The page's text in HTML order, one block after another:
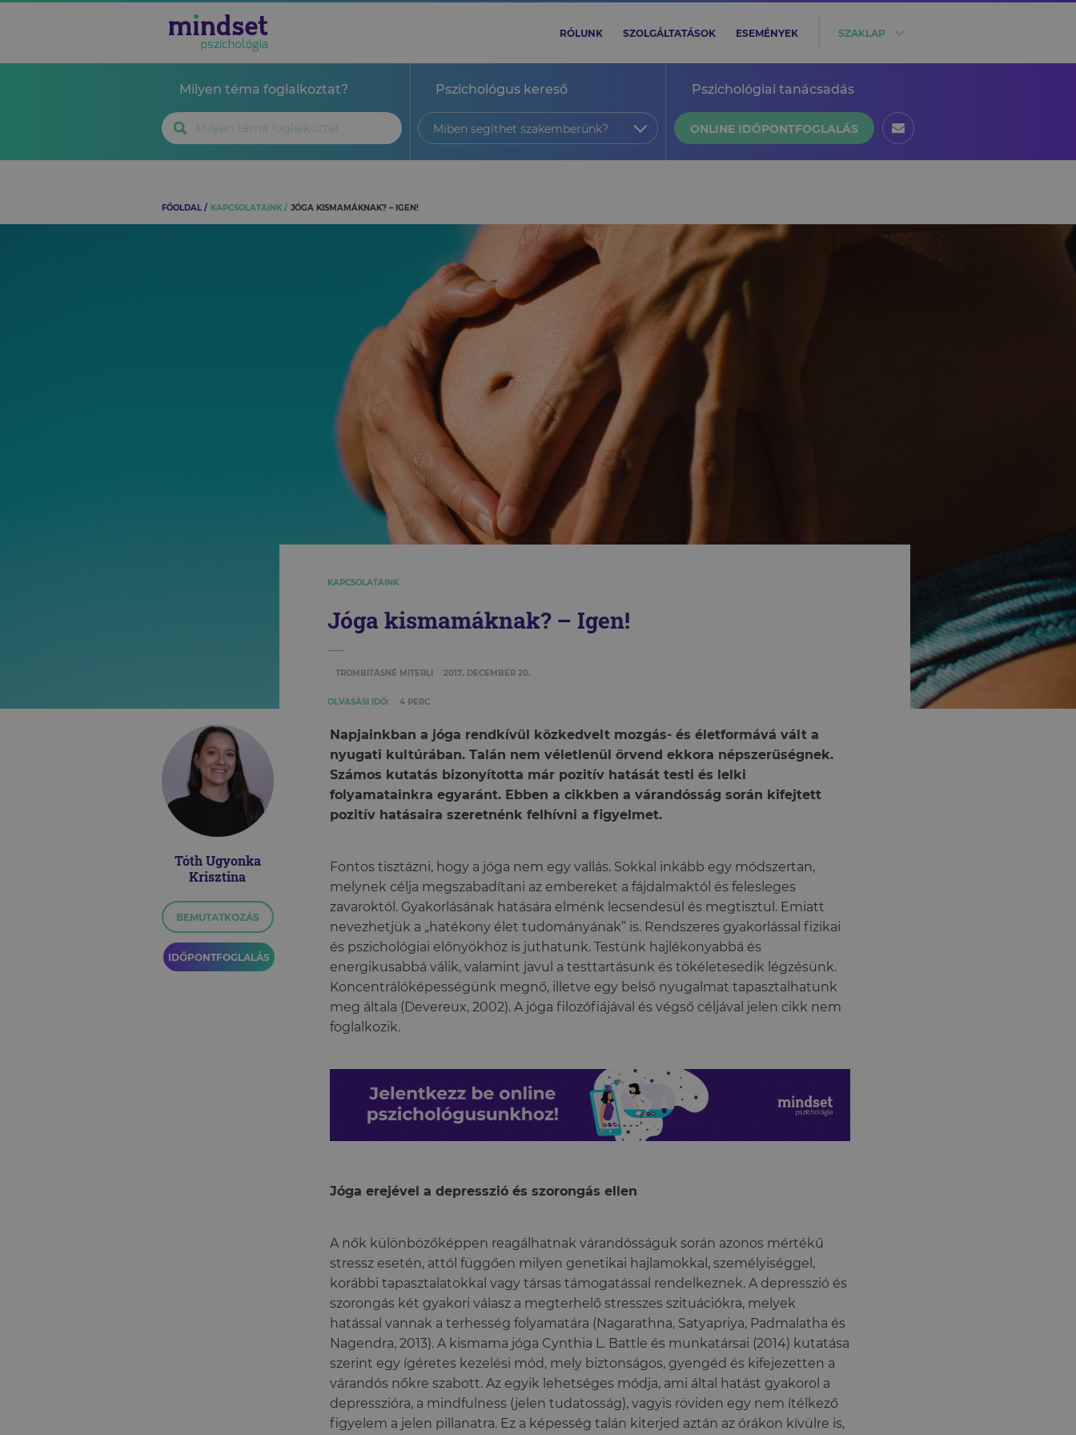
RÓLUNK SZOLGÁLTATÁSOK ESEMÉNYEK SZAKLAP
Milyen téma foglalkoztat? Pszichológus kereső
Miben segíthet szakemberünk?
Pszichológiai tanácsadás
ONLINE IDŐPONTFOGLALÁS
FŐOLDAL KAPCSOLATAINK JÓGA KISMAMÁKNAK? – IGEN!
KAPCSOLATAINK
Jóga kismamáknak? – Igen!
TROMBITÁSNÉ MITERLI 2017. DECEMBER 20.
OLVASÁSI IDŐ: 4 PERC
Tóth Ugyonka
Krisztina
BEMUTATKOZÁS
IDŐPONTFOGLALÁS
Napjainkban a jóga rendkívül közkedvelt mozgás- és életformává vált a
nyugati kultúrában. Talán nem véletlenül örvend ekkora népszerűségnek.
Számos kutatás bizonyította már pozitív hatását testi és lelki
folyamatainkra egyaránt. Ebben a cikkben a várandósság során kifejtett
pozitív hatásaira szeretnénk felhívni a figyelmet.
Fontos tisztázni, hogy a jóga nem egy vallás. Sokkal inkább egy módszertan,
melynek célja megszabadítani az embereket a fájdalmaktól és felesleges
zavaroktól. Gyakorlásának hatására elménk lecsendesül és megtisztul. Emiatt
nevezhetjük a „hatékony élet tudományának” is. Rendszeres gyakorlással fizikai
és pszichológiai előnyökhöz is juthatunk. Testünk hajlékonyabbá és
energikusabbá válik, valamint javul a testtartásunk és tökéletesedik légzésünk.
Koncentrálóképességünk megnő, illetve egy belső nyugalmat tapasztalhatunk
meg általa (Devereux, 2002). A jóga filozófiájával és végső céljával jelen cikk nem
foglalkozik.
Jóga erejével a depresszió és szorongás ellen
A nők különbözőképpen reagálhatnak várandósságuk során azonos mértékű
stressz esetén, attól függően milyen genetikai hajlamokkal, személyiséggel,
korábbi tapasztalatokkal vagy társas támogatással rendelkeznek. A depresszió és
szorongás két gyakori válasz a megterhelő stresszes szituációkra, melyek
hatással vannak a terhesség folyamatára (Nagarathna, Satyapriya, Padmalatha és
Nagendra, 2013). A kismama jóga Cynthia L. Battle és munkatársai (2014) kutatása
szerint egy ígéretes kezelési mód, mely biztonságos, gyengéd és kifejezetten a
várandós nőkre szabott. Az egyik lehetséges módja, ami által hatást gyakorol a
depresszióra, a mindfulness (jelen tudatosság), vagyis röviden egy nem ítélkező
figyelem a jelen pillanatra. Ez a képesség talán kiterjed aztán az órákon kívülre is,